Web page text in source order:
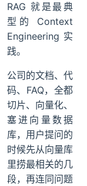
RAG 就是最典
型的 Context
Engineering 实
践。
公司的文档、代
码、FAQ，全都
切片、向量化、
塞进向量数据
库，用户提问的
时候先从向量库
里捞最相关的几
段，再连同问题